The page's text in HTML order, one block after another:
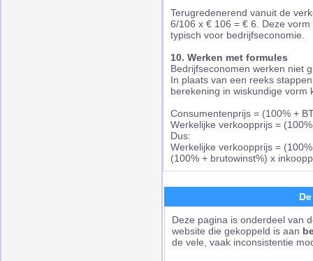
Terugredenerend vanuit de
6/106 x € 106 = € 6. Deze
typisch voor bedrijfseconomie.
10. Werken met formules
Bedrijfseconomen werken niet
In plaats van een reeks
berekening in wiskundige vorm
Consumentenprijs = (100% +
Werkelijke verkoopprijs =
Dus:
Werkelijke verkoopprijs =
(100% + brutowinst%) x
Deze pagina is onderdeel van
website die gekoppeld is aan
de vele, vaak inconsistentie